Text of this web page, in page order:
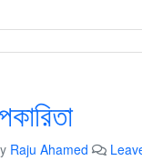
Raju Ahamed